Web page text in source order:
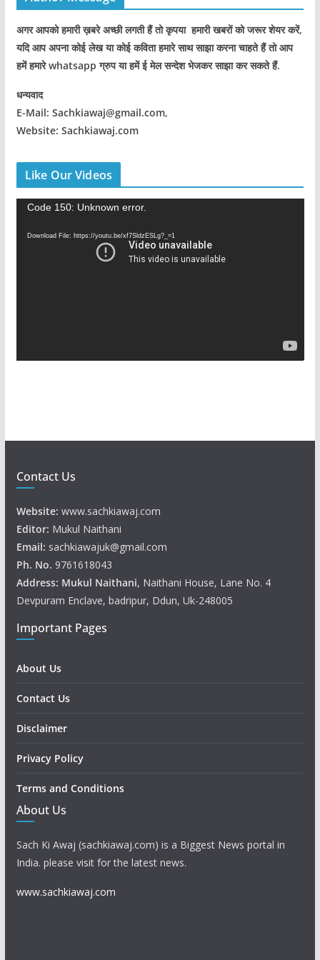
अगर आपको हमारी ख़बरे अच्छी लगती हैं तो कृपया हमारी खबरों को जरूर शेयर करें,
यदि आप अपना कोई लेख या कोई कविता हमारे साथ साझा करना चाहते हैं तो आप
हमें हमारे whatsapp ग्रुप या हमें ई मेल सन्देश भेजकर साझा कर सकते हैं.
धन्यवाद
E-Mail: Sachkiawaj@gmail.com,
Website: Sachkiawaj.com
Like Our Videos
Code 150: Unknown error.
Download File: https://youtu.be/xf7SldzESLg?_=1
Contact Us
Website: www.sachkiawaj.com
Editor: Mukul Naithani
Email: sachkiawajuk@gmail.com
Ph. No. 9761618043
Address: Mukul Naithani, Naithani House, Lane No. 4
Devpuram Enclave, badripur, Ddun, Uk-248005
Important Pages
About Us
Contact Us
Disclaimer
Privacy Policy
Terms and Conditions
About Us
Sach Ki Awaj (sachkiawaj.com) is a Biggest News portal in
India. please visit for the latest news.
www.sachkiawaj.com